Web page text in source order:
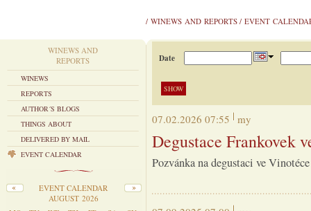
/ WINEWS AND REPORTS / EVENT
WINEWS AND
REPORTS
WINEWS
REPORTS
AUTHOR´S BLOGS
THINGS ABOUT
DELIVERED BY MAIL
EVENT CALENDAR
EVENT CALENDAR
AUGUST 2026
Date
07.02.2026 07:55 my
Degustace Frankovek
Pozvánka na degustaci ve